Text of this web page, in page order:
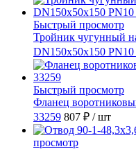
Быстрый просмотр
Тройник чугунный
DN150х50х150
Быстрый просмотр
Фланец
33259 807 ₽ / шт
просмотр